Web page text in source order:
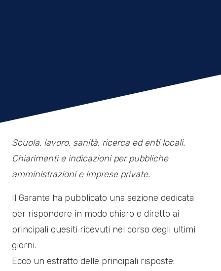
Scuola, lavoro, sanità, ricerca ed enti locali.
Chiarimenti e indicazioni per pubbliche
amministrazioni e imprese private.
Il Garante ha pubblicato una sezione dedicata
per rispondere in modo chiaro e diretto ai
principali quesiti ricevuti nel corso degli ultimi
giorni.
Ecco un estratto delle principali risposte: